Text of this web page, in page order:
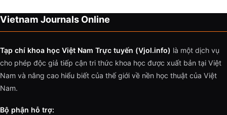
Vietnam Journals Online
Tạp chí khoa học Việt Nam Trực tuyến (Vjol.info) là một dịch vụ
cho phép độc giả tiếp cận tri thức khoa học được xuất bản tại Việt
Nam và nâng cao hiểu biết của thế giới về nền học thuật của Việt
Nam.
Bộ phận hỗ trợ: